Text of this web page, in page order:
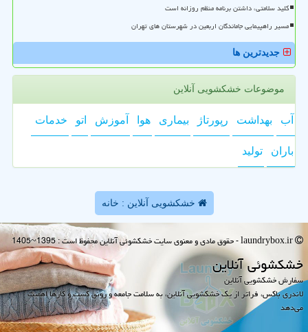
کلید سلامتی، داشتن برنامه منظم روزانه است
مسیر راهپیمایی جاماندگان اربعین در شهرستان های تهران
جدیدترین ها
موضوعات خشکشویی آنلاین
آب بهداشت رپورتاژ بیماری هوا آموزش اتو خدمات
باران تولید
خشکشویی آنلاین : خانه
خشكشوئی آنلاین
سفارش خشکشویی آنلاین
لاندری باکس، فراتر از یک خشکشویی آنلاین، به سلامت جامعه و رونق کسب و کارها اهمیت
می‌دهد